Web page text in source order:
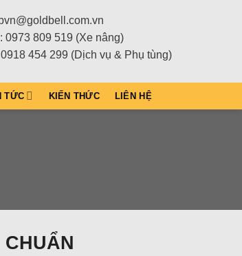
0973 809 519 (Xe nâng)
299 (Dịch vụ & Phụ tùng)
TỨC KIẾN THỨC LIÊN HỆ